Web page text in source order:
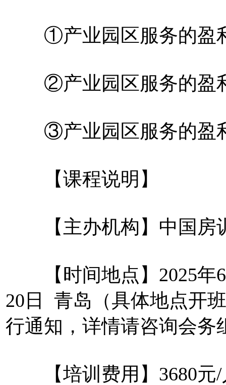
①产业园区服务的盈
②产业园区服务的盈
③产业园区服务的盈
【课程说明】
【主办机构】中国房
【时间地点】2025年6
20日 青岛（具体地点开
行通知，详情请咨询会务
【培训费用】3680元/